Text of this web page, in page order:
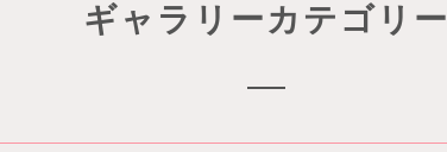
ギャラリーカテゴリー